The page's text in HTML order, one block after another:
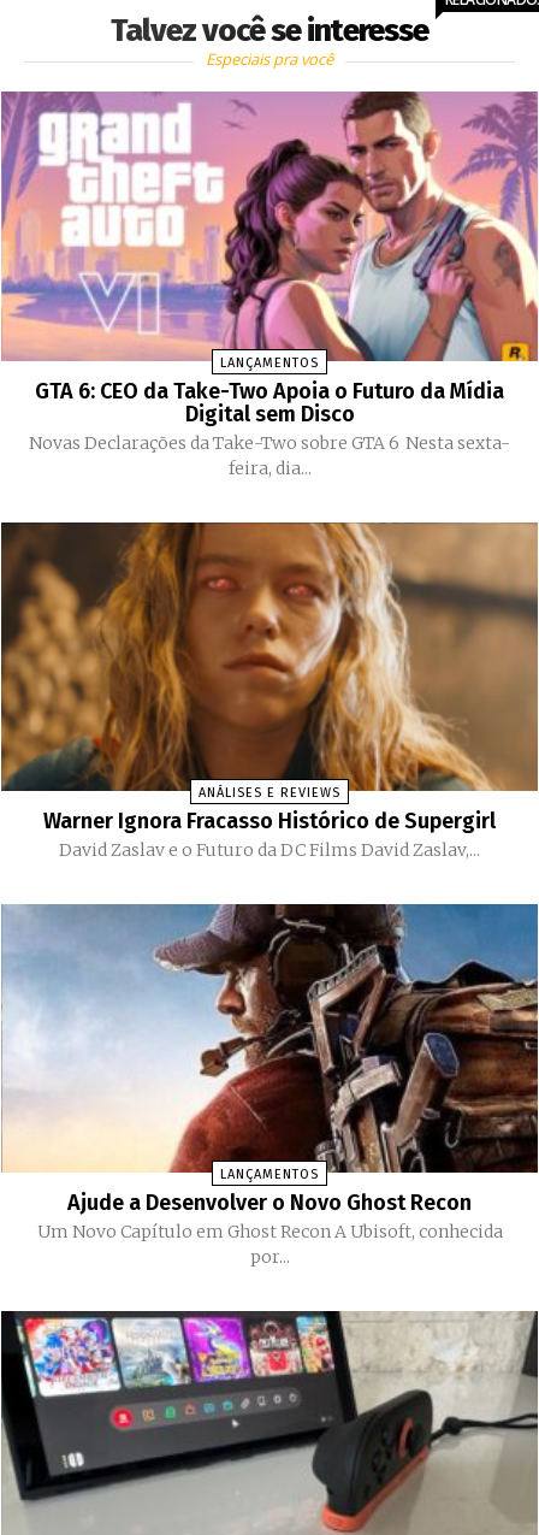
Talvez você se interesse
Especiais pra você
LANÇAMENTOS
GTA 6: CEO da Take-Two Apoia o Futuro da Mídia
Digital sem Disco
Novas Declarações da Take-Two sobre GTA 6 Nesta sexta-
feira, dia...
ANÁLISES E REVIEWS
Warner Ignora Fracasso Histórico de Supergirl
David Zaslav e o Futuro da DC Films David Zaslav,...
LANÇAMENTOS
Ajude a Desenvolver o Novo Ghost Recon
Um Novo Capítulo em Ghost Recon A Ubisoft, conhecida
por...